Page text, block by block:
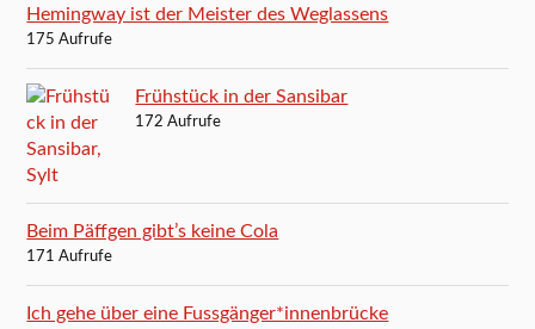
Hemingway ist der Meister des Weglassens
175 Aufrufe
Frühstück in der Sansibar
172 Aufrufe
Beim Päffgen gibt’s keine Cola
171 Aufrufe
Ich gehe über eine Fussgänger*innenbrücke